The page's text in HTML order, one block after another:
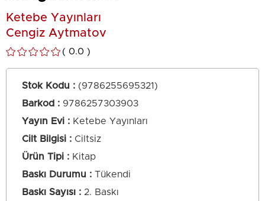
Ketebe Yayınları
Cengiz Aytmatov
0.0
Stok Kodu
(9786255695321)
Barkod : 9786257303903
Yayın Evi
Ketebe Yayınları
Cilt Bilgisi
Ciltsiz
Ürün Tipi
Kitap
Baskı Durumu
Tükendi
Baskı Sayısı
2. Baskı